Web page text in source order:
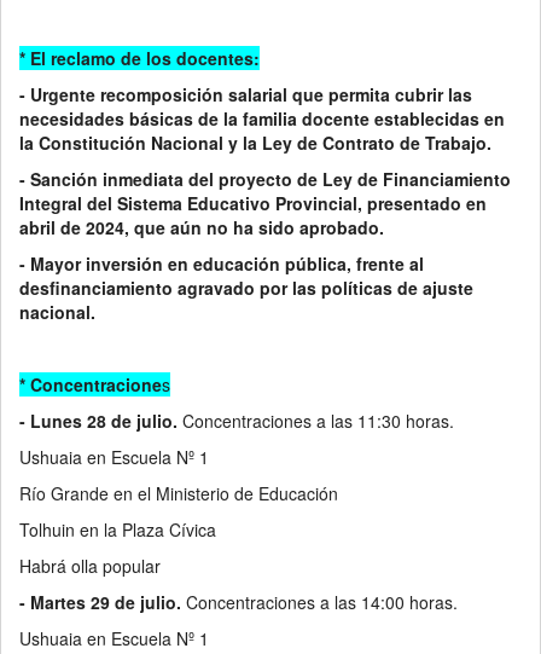
* El reclamo de los docentes:
- Urgente recomposición salarial que permita cubrir las
necesidades básicas de la familia docente establecidas en
la Constitución Nacional y la Ley de Contrato de Trabajo.
- Sanción inmediata del proyecto de Ley de Financiamiento
Integral del Sistema Educativo Provincial, presentado en
abril de 2024, que aún no ha sido aprobado.
- Mayor inversión en educación pública, frente al
desfinanciamiento agravado por las políticas de ajuste
nacional.
* Concentraciones
- Lunes 28 de julio. Concentraciones a las 11:30 horas.
Ushuaia en Escuela Nº 1
Río Grande en el Ministerio de Educación
Tolhuin en la Plaza Cívica
Habrá olla popular
- Martes 29 de julio. Concentraciones a las 14:00 horas.
Ushuaia en Escuela Nº 1